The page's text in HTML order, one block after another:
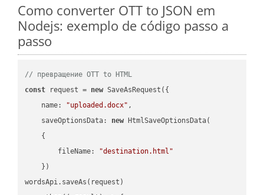
Como converter OTT to JSON em
Nodejs: exemplo de código passo a
passo
// превращение OTT to HTML
const request = new SaveAsRequest({
name: "uploaded.docx" ,
saveOptionsData: new HtmlSaveOptionsData(
    {
fileName:
"destination.html"
    })
wordsApi.saveAs(request)